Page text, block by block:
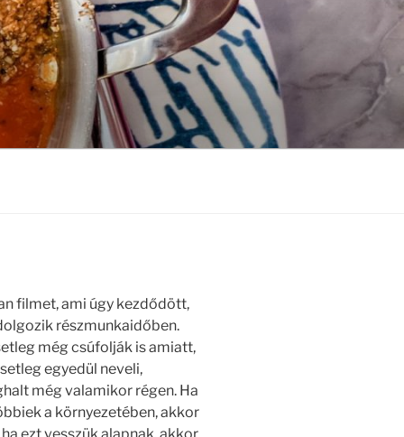
filmet, ami úgy kezdődött,
részmunkaidőben.
még csúfolják is amiatt,
egyedül neveli,
még valamikor régen. Ha
a környezetében, akkor